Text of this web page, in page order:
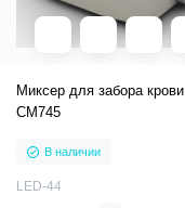
Миксер для забора крови
CM745
В наличии
LED-44